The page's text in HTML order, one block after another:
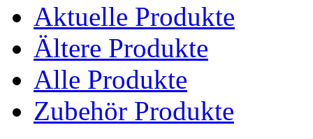
Aktuelle Produkte
Ältere Produkte
Alle Produkte
Zubehör Produkte